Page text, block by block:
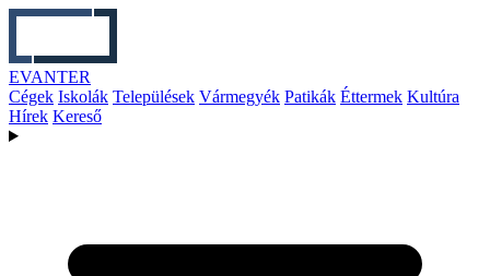
EVANTER
Cégek Iskolák Települések Vármegyék Patikák Éttermek Kultúra
Hírek Kereső